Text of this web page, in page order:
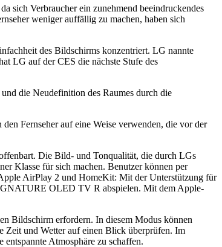
sich Verbraucher ein zunehmend beeindruckendes
weniger auffällig zu machen, haben sich
des Bildschirms konzentriert. LG nannte
LG auf der CES die nächste Stufe des
die Neudefinition des Raumes durch die
Fernseher auf eine Weise verwenden, die vor der
Die Bild- und Tonqualität, die durch LGs
Klasse für sich machen. Benutzer können per
AirPlay 2 und HomeKit: Mit der Unterstützung für
OLED TV R abspielen. Mit dem Apple-
Bildschirm erfordern. In diesem Modus können
Zeit und Wetter auf einen Blick überprüfen. Im
Atmosphäre zu schaffen.